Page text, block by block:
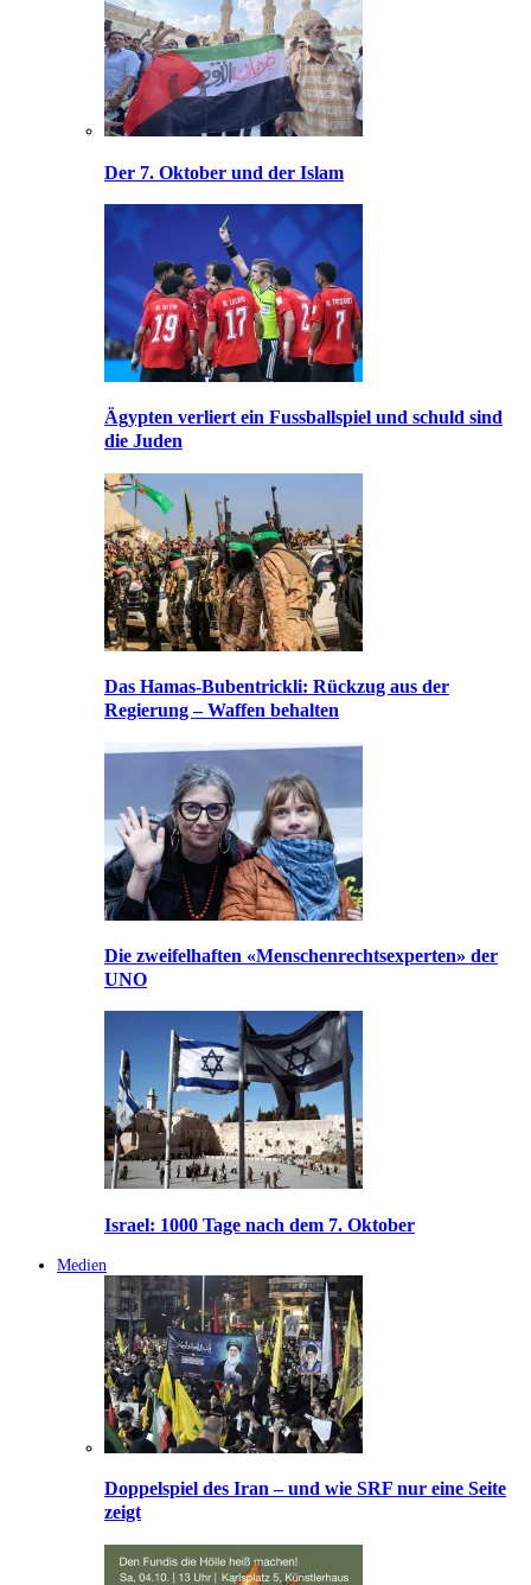
Der 7. Oktober und der Islam
Ägypten verliert ein Fussballspiel und schuld sind
die Juden
Das Hamas-Bubentrickli: Rückzug aus der
Regierung – Waffen behalten
Die zweifelhaften «Menschenrechtsexperten» der
UNO
Israel: 1000 Tage nach dem 7. Oktober
Medien
Doppelspiel des Iran – und wie SRF nur eine Seite
zeigt